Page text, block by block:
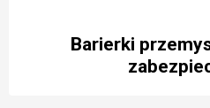
Barierki